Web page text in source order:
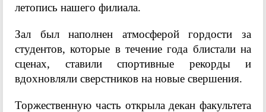
летопись нашего филиала.
Зал был наполнен атмосферой гордости за
студентов, которые в течение года блистали на
сценах, ставили спортивные рекорды и
вдохновляли сверстников на новые свершения.
Торжественную часть открыла декан факультета